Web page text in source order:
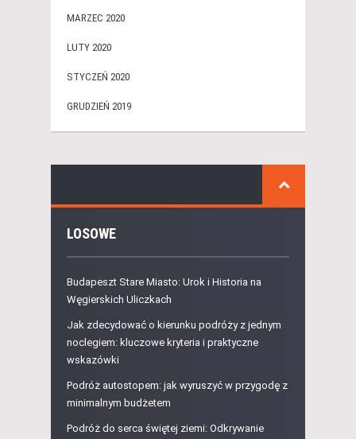
MARZEC 2020
LUTY 2020
STYCZEŃ 2020
GRUDZIEŃ 2019
LOSOWE
Budapeszt Stare Miasto: Urok i Historia na
Węgierskich Uliczkach
Jak zdecydować o kierunku podróży z jednym
noclegiem: kluczowe kryteria i praktyczne
wskazówki
Podróż autostopem: jak wyruszyć w przygodę z
minimalnym budżetem
Podróż do serca świętej ziemi: Odkrywanie